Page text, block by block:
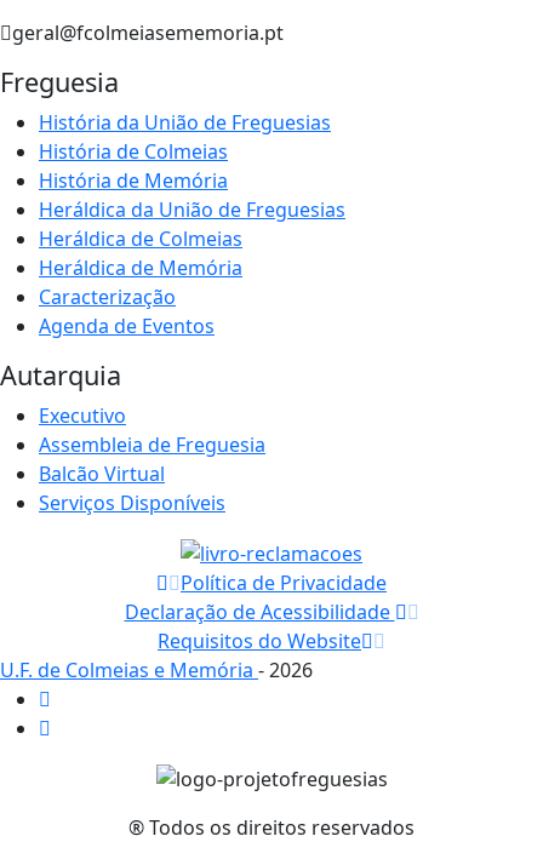
geral@fcolmeiasememoria.pt
Freguesia
História da União de Freguesias
História de Colmeias
História de Memória
Heráldica da União de Freguesias
Heráldica de Colmeias
Heráldica de Memória
Caracterização
Agenda de Eventos
Autarquia
Executivo
Assembleia de Freguesia
Balcão Virtual
Serviços Disponíveis
Política de Privacidade
Declaração de Acessibilidade
Requisitos do Website
U.F. de Colmeias e Memória - 2026
® Todos os direitos reservados